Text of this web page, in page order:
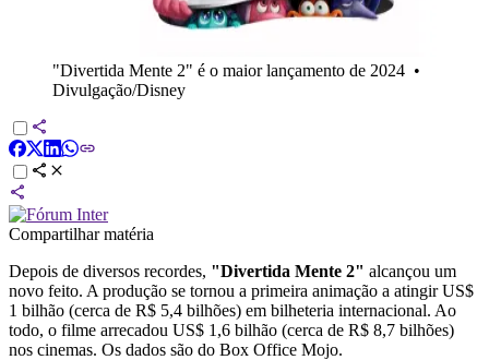
"Divertida Mente 2" é o maior lançamento de 2024 •
Divulgação/Disney
Compartilhar matéria
Depois de diversos recordes, "Divertida Mente 2" alcançou um
novo feito. A produção se tornou a primeira animação a atingir US$
1 bilhão (cerca de R$ 5,4 bilhões) em bilheteria internacional. Ao
todo, o filme arrecadou US$ 1,6 bilhão (cerca de R$ 8,7 bilhões)
nos cinemas. Os dados são do Box Office Mojo.